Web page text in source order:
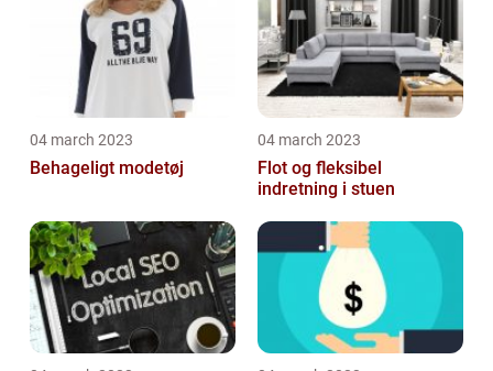
04 march 2023
Behageligt modetøj
04 march 2023
Flot og fleksibel
indretning i stuen